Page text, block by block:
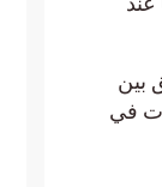
بين
في